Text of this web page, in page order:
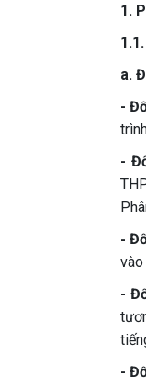
1.
a.
-
-
-
-
-